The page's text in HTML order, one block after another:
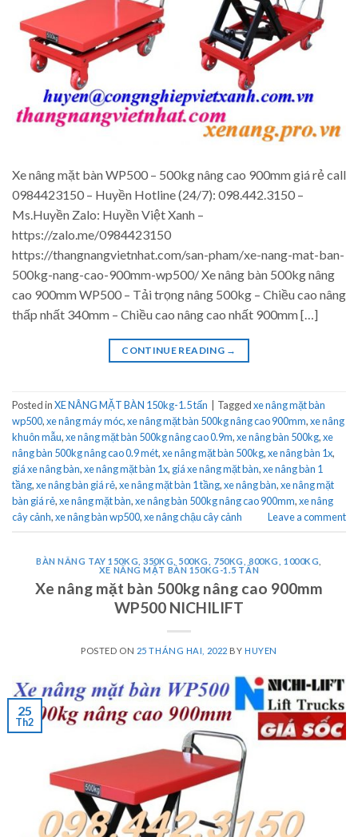
Xe nâng mặt bàn WP500 – 500kg nâng cao 900mm giá rẻ call
0984423150 – Huyền Hotline (24/7): 098.442.3150 –
Ms.Huyền Zalo: Huyền Việt Xanh –
https://zalo.me/0984423150
https://thangnangvietnhat.com/san-pham/xe-nang-mat-ban-
500kg-nang-cao-900mm-wp500/ Xe nâng bàn 500kg nâng
cao 900mm WP500 – Tải trọng nâng 500kg – Chiều cao nâng
thấp nhất 340mm – Chiều cao nâng cao nhất 900mm […]
CONTINUE READING →
Posted inXE NÂNG MẶT BÀN 150kg-1.5 tấn Taggedxe nâng mặt bàn
wp500,xe nâng máy móc,xe nâng mặt bàn 500kg nâng cao 900mm,xe nâng
khuôn mẫu,xe nâng mặt bàn 500kg nâng cao 0.9m,xe nâng bàn 500kg,xe
nâng bàn 500kg nâng cao 0.9 mét,xe nâng mặt bàn 500kg,xe nâng bàn 1x,
giá xe nâng bàn,xe nâng mặt bàn 1x, giá xe nâng mặt bàn,xe nâng bàn 1
tầng,xe nâng bàn giá rẻ,xe nâng mặt bàn 1 tầng,xe nâng bàn,xe nâng mặt
bàn giá rẻ,xe nâng mặt bàn,xe nâng bàn 500kg nâng cao 900mm,xe nâng
cây cảnh,xe nâng bàn wp500,xe nâng chậu cây cảnh Leave a comment
BÀN NÂNG TAY 150KG, 350KG, 500KG, 750KG, 800KG, 1000KG
XE NÂNG MẶT BÀN 150KG-1.5 TẤN
Xe nâng mặt bàn 500kg nâng cao 900mm
WP500 NICHILIFT
POSTED ON 25 THÁNG HAI, 2022 BYHUYEN
25
Th2